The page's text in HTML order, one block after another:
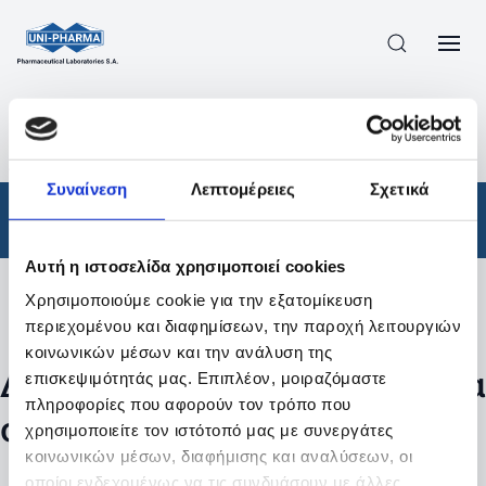
Συναίνεση Λεπτομέρειες Σχετικά
Αυτή η ιστοσελίδα χρησιμοποιεί cookies
Χρησιμοποιούμε cookie για την εξατομίκευση
περιεχομένου και διαφημίσεων, την παροχή λειτουργιών
κοινωνικών μέσων και την ανάλυση της
επισκεψιμότητάς μας. Επιπλέον, μοιραζόμαστε
πληροφορίες που αφορούν τον τρόπο που
χρησιμοποιείτε τον ιστότοπό μας με συνεργάτες
κοινωνικών μέσων, διαφήμισης και αναλύσεων, οι
οποίοι ενδεχομένως να τις συνδυάσουν με άλλες
ΠΡΟΪΟΝΤΑ
ΑΠΟΤΕΛΕΣΜΑΤΑ ΑΝΑΖΗΤΗΣΗΣ
Φάρμακα
Φίλτρα
Δεν βρέθηκαν προϊόντα με τα
συγκεκριμένα φίλτρα